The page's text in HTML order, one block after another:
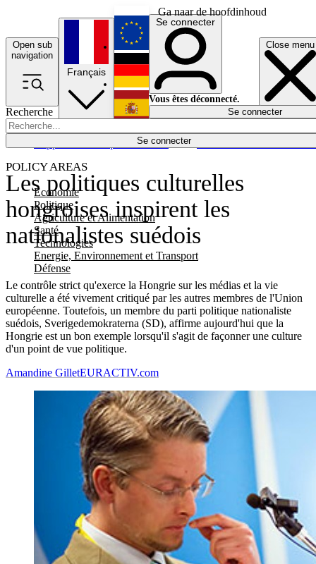
Ga naar de hoofdinhoud
Open sub
navigation
Close menu
Recherche
Se connecter
POLICY AREAS
Economie
Politique
Agriculture et Alimentation
Santé
Technologies
Energie, Environnement et Transport
Défense
Économie
Français
English
Deutsch
Español
Se connecter
Vous êtes déconnecté.
Se connecter
Les politiques culturelles
hongroises inspirent les
nationalistes suédois
Le contrôle strict qu'exerce la Hongrie sur les médias et la vie
culturelle a été vivement critiqué par les autres membres de l'Union
européenne. Toutefois, un membre du parti politique nationaliste
suédois, Sverigedemokraterna (SD), affirme aujourd'hui que la
Hongrie est un bon exemple lorsqu'il s'agit de façonner une culture
d'un point de vue politique.
Amandine GilletEURACTIV.com